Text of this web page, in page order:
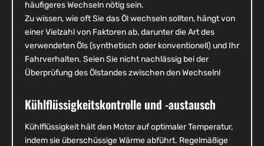
häufigeres Wechseln nötig sein.
Zu wissen, wie oft Sie das Öl wechseln sollten, hängt von
einer Vielzahl von Faktoren ab, darunter die Art des
verwendeten Öls (synthetisch oder konventionell) und Ihr
Fahrverhalten. Seien Sie nicht nachlässig bei der
Überprüfung des Ölstandes zwischen den Wechseln!
Kühlflüssigkeitskontrolle und -austausch
Kühlflüssigkeit hält den Motor auf optimaler Temperatur,
indem sie überschüssige Wärme abführt. Regelmäßige